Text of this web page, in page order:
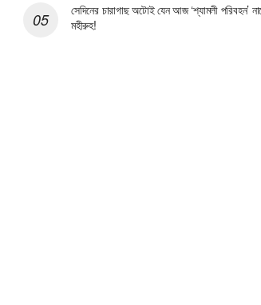
সেদিনের চারাগাছ অটোই যেন আজ ‘শ্যামলী পরিবহন’
মহীরুহ!